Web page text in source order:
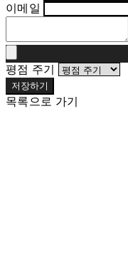
이메일
평점 주기
저장하기
목록으로 가기